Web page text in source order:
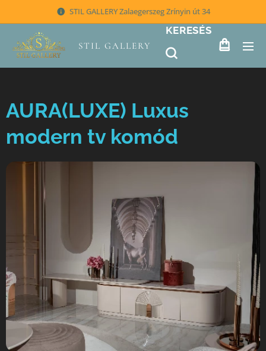
STIL GALLERY Zalaegerszeg Zrínyin út 34
STIL GALLERY
KERESÉS
AURA(LUXE) Luxus
modern tv komód